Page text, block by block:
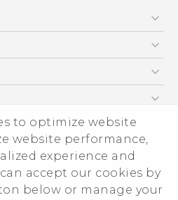
to optimize website
website performance,
experience and
accept our cookies by
below or manage your
- User manual